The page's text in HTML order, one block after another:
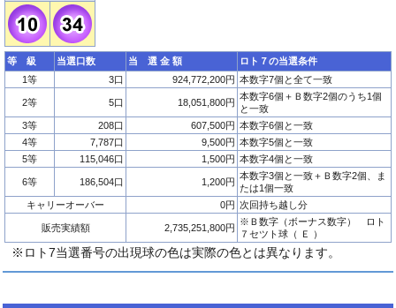
等 級 当選口数 当 選 金 額
ロト７の当選条件
1等
3口 924,772,200円 本数字7個と全て一致
2等 5口 18,051,800円
本数字6個＋Ｂ数字2個のうち1個
と一致
3等
208口 607,500円 本数字6個と一致
4等
7,787口 9,500円 本数字5個と一致
5等
115,046口 1,500円 本数字4個と一致
6等 186,504口 1,200円
本数字3個と一致＋Ｂ数字2個、ま
たは1個一致
キャリーオーバー
0円 次回持ち越し分
販売実績額 2,735,251,800円
※Ｂ数字（ボーナス数字） ロト
７セツト球（ Ｅ ）
※ロト7当選番号の出現球の色は実際の色とは異なります。